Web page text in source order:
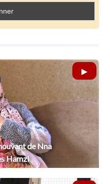
de Nna
Hamzi